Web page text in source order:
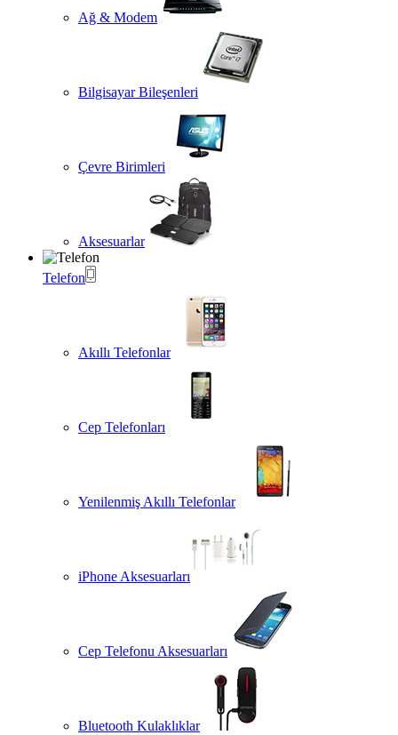
Ağ & Modem
Bilgisayar Bileşenleri
Çevre Birimleri
Aksesuarlar
Telefon
Akıllı Telefonlar
Cep Telefonları
Yenilenmiş Akıllı Telefonlar
iPhone Aksesuarları
Cep Telefonu Aksesuarları
Bluetooth Kulaklıklar